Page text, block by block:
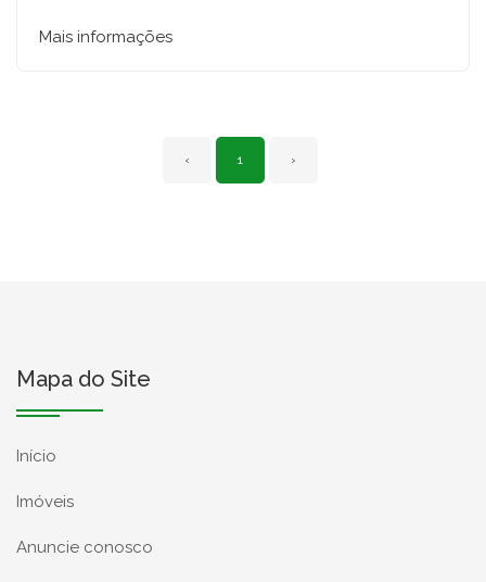
Mais informações
‹ 1 ›
Mapa do Site
Início
Imóveis
Anuncie conosco